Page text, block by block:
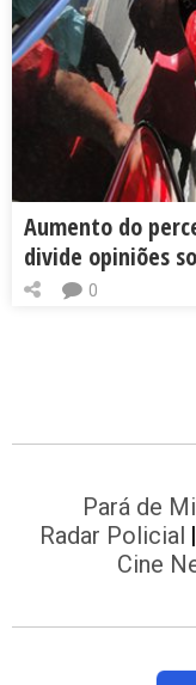
Aumento do
divide opiniões
0
Pará de
Radar Policial
Cine